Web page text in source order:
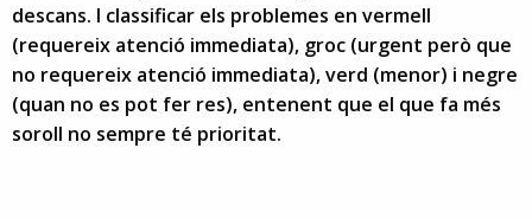
descans. I classificar els problemes en vermell
(requereix atenció immediata), groc (urgent però que
no requereix atenció immediata), verd (menor) i negre
(quan no es pot fer res), entenent que el que fa més
soroll no sempre té prioritat.